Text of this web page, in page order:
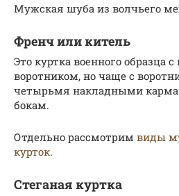
Мужская шуба из волчьего
Френч или китель
Это куртка военного
воротником, но чаще с
четырьмя накладными
бокам.
Отдельно рассмотрим виды
курток.
Стеганая куртка